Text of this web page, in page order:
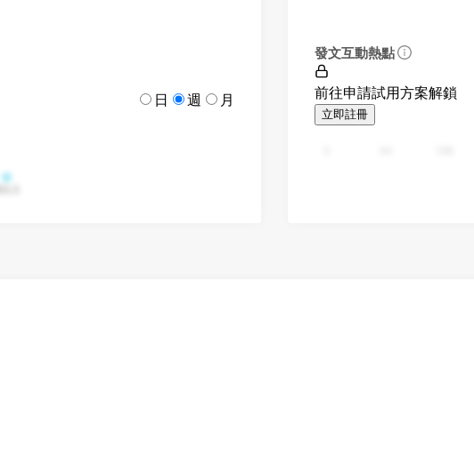
日 週 月
發文互動熱點
前往申請試用方案解鎖
立即註冊